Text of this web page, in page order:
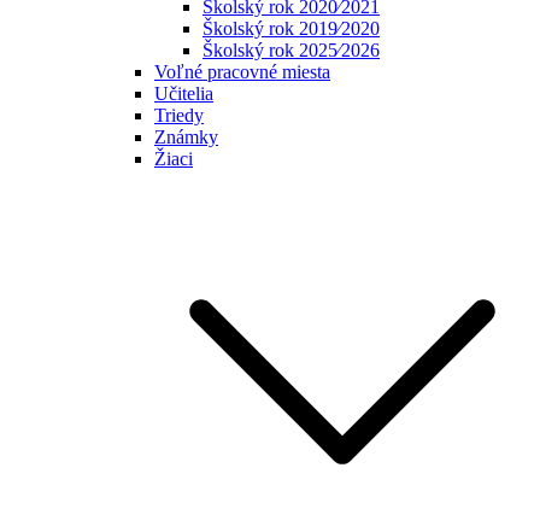
Školský rok 2020⁄2021
Školský rok 2019⁄2020
Školský rok 2025⁄2026
Voľné pracovné miesta
Učitelia
Triedy
Známky
Žiaci